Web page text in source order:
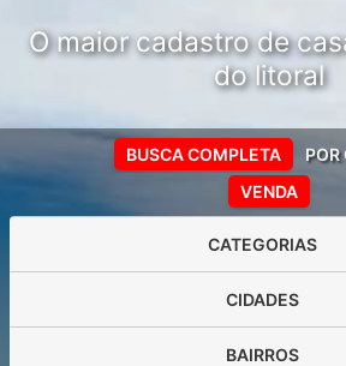
O maior cadastro de
do litoral
VENDA
BUSCA COMPLETA POR
CATEGORIAS
CIDADES
BAIRROS